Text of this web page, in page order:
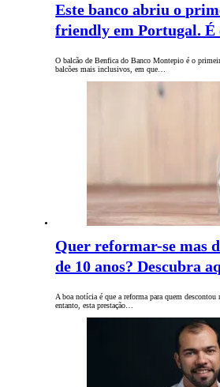
Este banco abriu o
friendly em Portugal. É
O balcão de Benfica do Banco Montepio é o
balcões mais inclusivos, em que…
Quer reformar-se mas
de 10 anos? Descubra
A boa notícia é que a reforma para quem
entanto, esta prestação…